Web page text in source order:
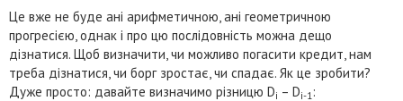
Це вже не буде ані арифметичною, ані геометричною
прогресією, однак і про цю послідовність можна дещо
дізнатися. Щоб визначити, чи можливо погасити кредит, нам
треба дізнатися, чи борг зростає, чи спадає. Як це зробити?
Дуже просто: давайте визначимо різницю Di – Di-1: